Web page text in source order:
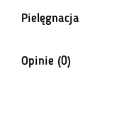
Pielęgnacja
Opinie (0)